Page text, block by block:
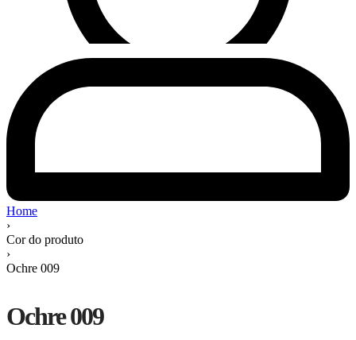
Home
›
Cor do produto
›
Ochre 009
Ochre 009